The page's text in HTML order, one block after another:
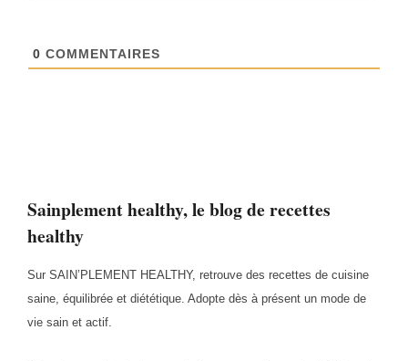
Sainplement healthy, le blog de recettes
healthy
Sur SAIN’PLEMENT HEALTHY, retrouve des recettes de cuisine
saine, équilibrée et diététique. Adopte dès à présent un mode de
vie sain et actif.
0 COMMENTAIRES